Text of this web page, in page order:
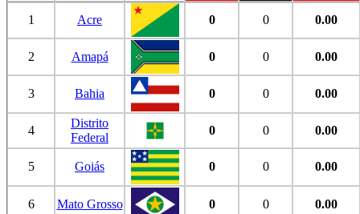
1 Acre 0 0 0.00
2 Amapá 0 0 0.00
3 Bahia 0 0 0.00
4
Distrito
Federal
0 0 0.00
5 Goiás 0 0 0.00
6 Mato Grosso 0 0 0.00